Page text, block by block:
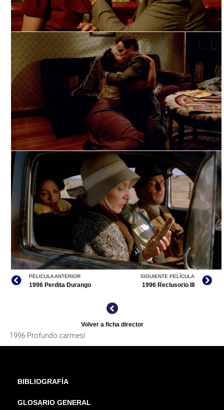
PROFUNDO CARMESÍ, TOMADA DE FILMINLATINO
PROFUNDO CARMESÍ, TOMADA DE FILMINLATINO
PROFUNDO CARMESÍ, TOMADA DE FILMINLATINO
PELICULA ANTERIOR
1996 Perdita Durango
SIGUIENTE PELÍCULA
1996 Reclusorio III
Volver a ficha director
1996 Profundo carmesí
BIBLIOGRAFÍA
GLOSARIO GENERAL